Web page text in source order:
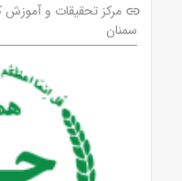
link مرکز تحقیقات و آموزش
سمنان